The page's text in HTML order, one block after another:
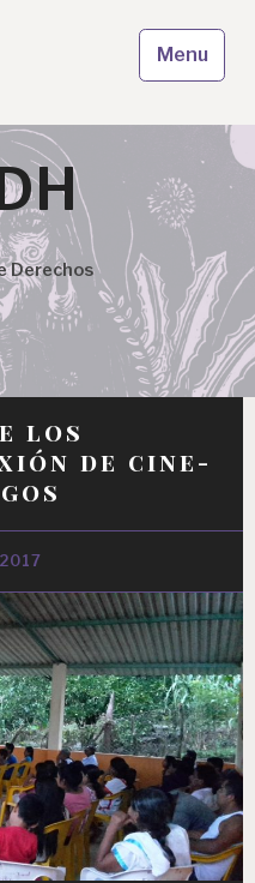
Derechos
Menu
los
de cine-